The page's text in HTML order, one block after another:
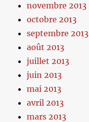
novembre 2013
octobre 2013
septembre 2013
août 2013
juillet 2013
juin 2013
mai 2013
avril 2013
mars 2013